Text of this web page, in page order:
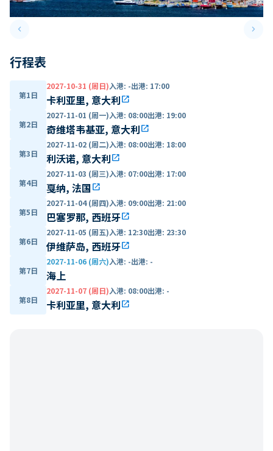
keyboard_arrow_leftPrevious slide keyboard_arrow_right
行程表
第1日
2027-10-31 (周日)入港: -出港: 17:00
卡利亚里, 意大利open_in_new
第2日
2027-11-01 (周一)入港: 08:00出港: 19:00
奇维塔韦基亚, 意大利open_in_new
第3日
2027-11-02 (周二)入港: 08:00出港: 18:00
利沃诺, 意大利open_in_new
第4日
2027-11-03 (周三)入港: 07:00出港: 17:00
戛纳, 法国open_in_new
第5日
2027-11-04 (周四)入港: 09:00出港: 21:00
巴塞罗那, 西班牙open_in_new
第6日
2027-11-05 (周五)入港: 12:30出港: 23:30
伊维萨岛, 西班牙open_in_new
第7日
2027-11-06 (周六)入港: -出港: -
海上
第8日
2027-11-07 (周日)入港: 08:00出港: -
卡利亚里, 意大利open_in_new